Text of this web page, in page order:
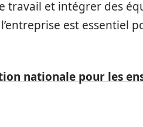
travail et intégrer des
est essentiel
nationale pour les